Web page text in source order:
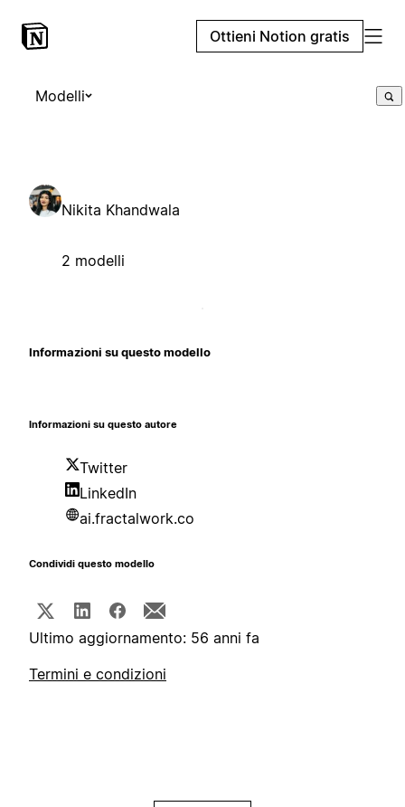
Ottieni Notion gratis
Modelli
Nikita Khandwala
2 modelli
Informazioni su questo modello
Informazioni su questo autore
Twitter
LinkedIn
ai.fractalwork.co
Condividi questo modello
Ultimo aggiornamento: 56 anni fa
Termini e condizioni